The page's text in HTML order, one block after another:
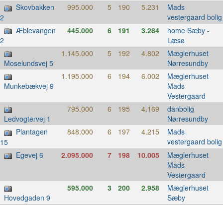
Skovbakken
2
995.000 5 190 5.231 Mads
vestergaard bolig
Æblevangen
2
445.000 6 191 3.284 home Sæby -
Læsø
Moselundsvej 5
1.145.000 5 192 4.802 Mæglerhuset
Nørresundby
Munkebækvej 9
1.195.000 6 194 6.002 Mæglerhuset
Mads
Vestergaard
Ledvogtervej 1
795.000 6 195 4.169 danbolig
Nørresundby
Plantagen
15
848.000 6 197 4.215 Mads
vestergaard bolig
Egevej 6
2.095.000 7 198 10.005 Mæglerhuset
Mads
Vestergaard
Hovedgaden 9
595.000 3 200 2.958 Mæglerhuset
Sæby